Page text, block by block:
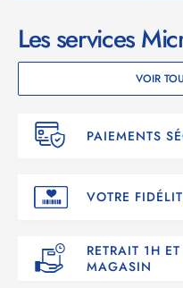
Les services
VOIR
PAIEMENTS
VOTRE
RETRAIT 1H
MAGASIN